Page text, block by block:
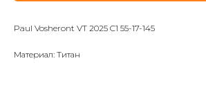
Paul Vosheront VT 2025 C1 55-17-145
Материал: Титан